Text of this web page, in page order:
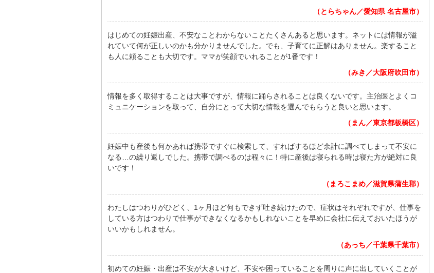
（とらちゃん／愛知県 名古屋市）
はじめての妊娠出産、不安なことわからないことたくさんあると思います。ネットには情報が溢
れていて何が正しいのかも分かりませんでした。でも、子育てに正解はありません。楽すること
も人に頼ることも大切です。ママが笑顔でいれることが1番です！
（みき／大阪府吹田市）
情報を多く取得することは大事ですが、情報に踊らされることは良くないです。主治医とよくコ
ミュニケーションを取って、自分にとって大切な情報を選んでもらうと良いと思います。
（まん／東京都板橋区）
妊娠中も産後も何かあれば携帯ですぐに検索して、すればするほど余計に調べてしまって不安に
なる…の繰り返しでした。携帯で調べるのは程々に！特に産後は寝られる時は寝た方が絶対に良
いです！
（まろこまめ／滋賀県蒲生郡）
わたしはつわりがひどく、1ヶ月ほど何もできず吐き続けたので、症状はそれぞれですが、仕事を
している方はつわりで仕事ができなくなるかもしれないことを早めに会社に伝えておいたほうが
いいかもしれません。
（あっち／千葉県千葉市）
初めての妊娠・出産は不安が大きいけど、不安や困っていることを周りに声に出していくことが